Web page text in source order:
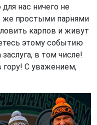
нас ничего не
же простыми парнями
карпов и живут
этому событию
в том числе!
гору! С уважением,